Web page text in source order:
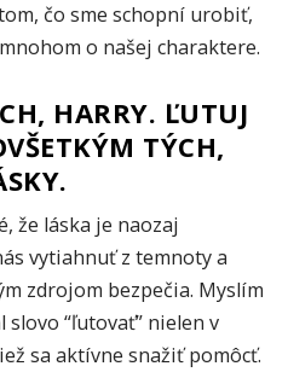
čo sme schopní urobiť,
o našej charaktere.
HARRY. ĽUTUJ
TÝCH,
že láska je naozaj
vytiahnuť z temnoty a
zdrojom bezpečia. Myslím
“ľutovať” nielen v
sa aktívne snažiť pomôcť.